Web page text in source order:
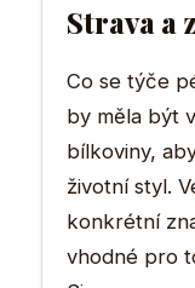
Strava a
Co se týče
by měla být
bílkoviny,
životní styl.
konkrétní
vhodné pro